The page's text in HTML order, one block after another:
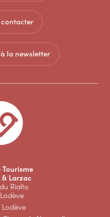
contacter
la newsletter
Larzac
Rialto